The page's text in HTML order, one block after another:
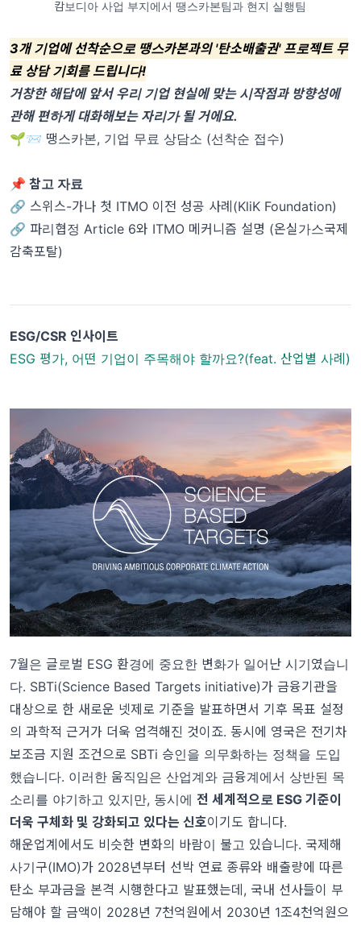
캄보디아 사업 부지에서 땡스카본팀과 현지 실행팀
3개 기업에 선착순으로 땡스카본과의 '탄소배출권' 프로젝트 무
료 상담 기회를 드립니다!
거창한 해답에 앞서 우리 기업 현실에 맞는 시작점과 방향성에
관해 편하게 대화해보는 자리가 될 거에요.
🌱📨 땡스카본, 기업 무료 상담소 (선착순 접수)
📌 참고 자료
🔗 스위스-가나 첫 ITMO 이전 성공 사례(KliK Foundation)
🔗 파리협정 Article 6와 ITMO 메커니즘 설명 (온실가스국제
감축포탈)
ESG/CSR 인사이트
ESG 평가, 어떤 기업이 주목해야 할까요?(feat. 산업별 사례)
7월은 글로벌 ESG 환경에 중요한 변화가 일어난 시기였습니
다. SBTi(Science Based Targets initiative)가 금융기관을
대상으로 한 새로운 넷제로 기준을 발표하면서 기후 목표 설정
의 과학적 근거가 더욱 엄격해진 것이죠. 동시에 영국은 전기차
보조금 지원 조건으로 SBTi 승인을 의무화하는 정책을 도입
했습니다. 이러한 움직임은 산업계와 금융계에서 상반된 목
소리를 야기하고 있지만, 동시에 전 세계적으로 ESG 기준이
더욱 구체화 및 강화되고 있다는 신호이기도 합니다.
해운업계에서도 비슷한 변화의 바람이 불고 있습니다. 국제해
사기구(IMO)가 2028년부터 선박 연료 종류와 배출량에 따른
탄소 부과금을 본격 시행한다고 발표했는데, 국내 선사들이 부
담해야 할 금액이 2028년 7천억원에서 2030년 1조4천억원으